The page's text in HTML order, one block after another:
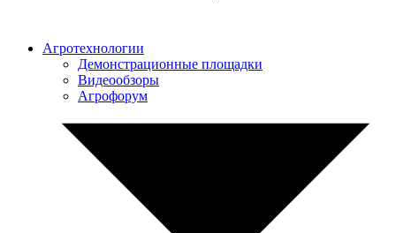
Агротехнологии
Демонстрационные площадки
Видеообзоры
Агрофорум